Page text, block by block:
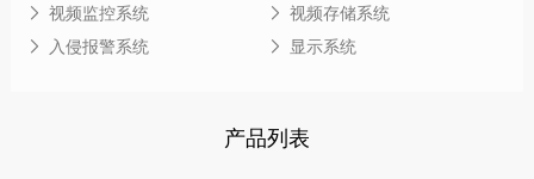
视频监控系统
视频存储系统
入侵报警系统
显示系统
产品列表